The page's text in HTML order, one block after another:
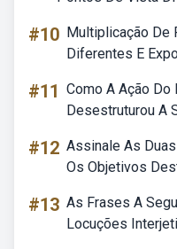
#10 Multiplicação De
Diferentes E
#11 Como A Ação
Desestruturou A
#12 Assinale As
Os Objetivos
#13 As Frases A
Locuções